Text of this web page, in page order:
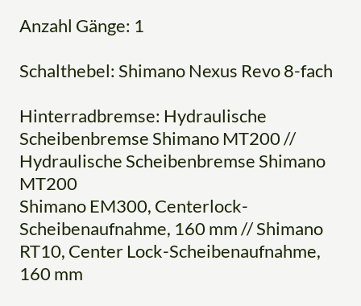
Anzahl Gänge: 1
Schalthebel: Shimano Nexus Revo 8-fach
Hinterradbremse: Hydraulische
Scheibenbremse Shimano MT200 //
Hydraulische Scheibenbremse Shimano
MT200
Shimano EM300, Centerlock-
Scheibenaufnahme, 160 mm // Shimano
RT10, Center Lock-Scheibenaufnahme,
160 mm